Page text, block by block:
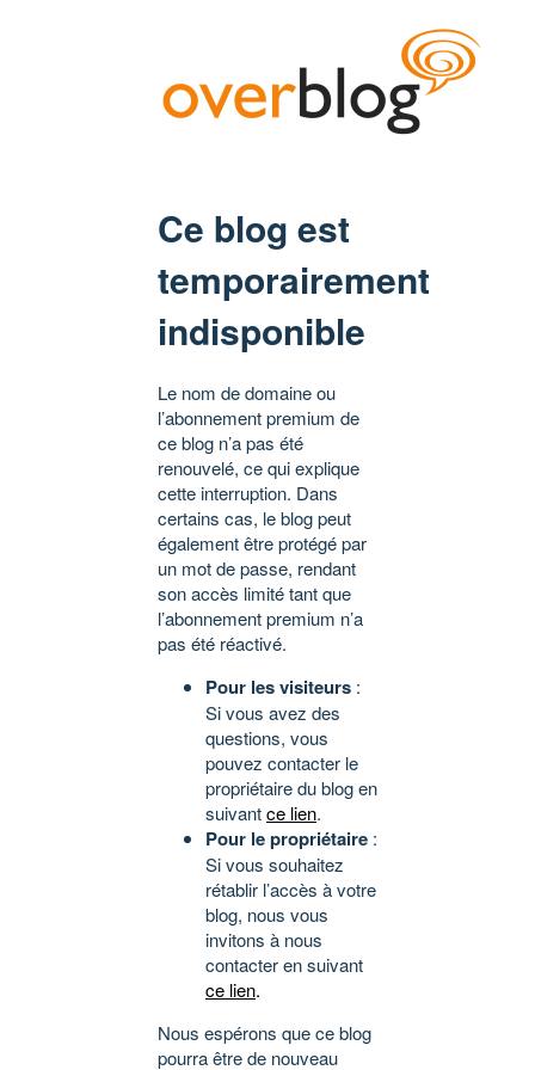
Ce blog est
temporairement
indisponible
Le nom de domaine ou
l’abonnement premium de
ce blog n’a pas été
renouvelé, ce qui explique
cette interruption. Dans
certains cas, le blog peut
également être protégé par
un mot de passe, rendant
son accès limité tant que
l’abonnement premium n’a
pas été réactivé.
Pour les visiteurs :
Si vous avez des
questions, vous
pouvez contacter le
propriétaire du blog en
suivantce lien.
Pour le propriétaire :
Si vous souhaitez
rétablir l’accès à votre
blog, nous vous
invitons à nous
contacter en suivant
ce lien.
Nous espérons que ce blog
pourra être de nouveau